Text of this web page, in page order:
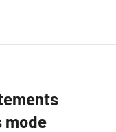
mode